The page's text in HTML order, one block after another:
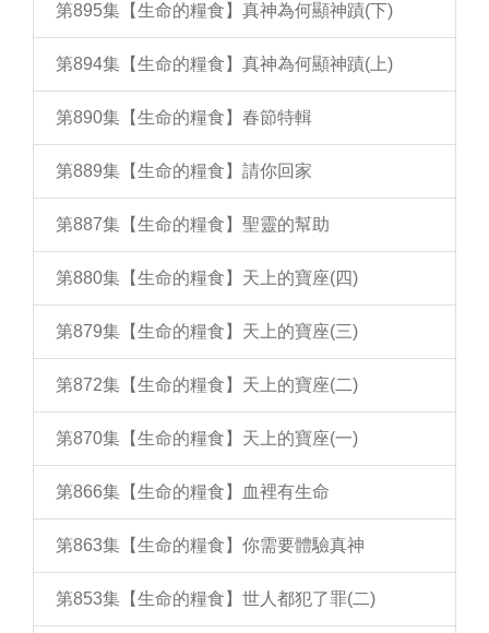
第895集【生命的糧食】真神為何顯神蹟(下)
第894集【生命的糧食】真神為何顯神蹟(上)
第890集【生命的糧食】春節特輯
第889集【生命的糧食】請你回家
第887集【生命的糧食】聖靈的幫助
第880集【生命的糧食】天上的寶座(四)
第879集【生命的糧食】天上的寶座(三)
第872集【生命的糧食】天上的寶座(二)
第870集【生命的糧食】天上的寶座(一)
第866集【生命的糧食】血裡有生命
第863集【生命的糧食】你需要體驗真神
第853集【生命的糧食】世人都犯了罪(二)